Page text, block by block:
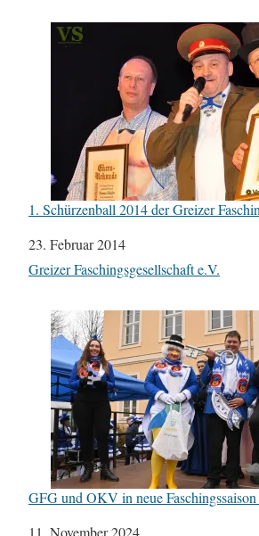
1. Schürzenball 2014 der Greizer
Datum
23. Februar 2014
In Bezug auf
Greizer Faschingsgesellschaft e.V.
GFG und OKV in neue Faschingssaison